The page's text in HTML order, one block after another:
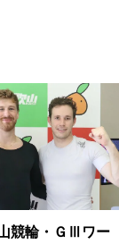
山競輪・ＧⅢワー